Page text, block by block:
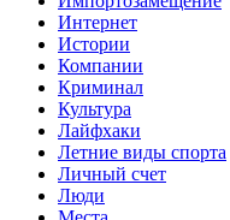
Интернет
Истории
Компании
Криминал
Культура
Лайфхаки
Летние виды спорта
Личный счет
Люди